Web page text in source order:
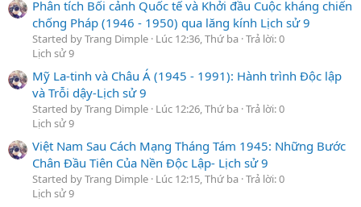
Phân tích Bối cảnh Quốc tế và Khởi đầu Cuộc kháng chiến
chống Pháp (1946 - 1950) qua lăng kính Lịch sử 9
Started by Trang Dimple Lúc 12:36, Thứ ba Trả lời: 0
Lịch sử 9
Mỹ La-tinh và Châu Á (1945 - 1991): Hành trình Độc lập
và Trỗi dậy-Lịch sử 9
Started by Trang Dimple Lúc 12:26, Thứ ba Trả lời: 0
Lịch sử 9
Việt Nam Sau Cách Mạng Tháng Tám 1945: Những Bước
Chân Đầu Tiên Của Nền Độc Lập- Lịch sử 9
Started by Trang Dimple Lúc 12:15, Thứ ba Trả lời: 0
Lịch sử 9